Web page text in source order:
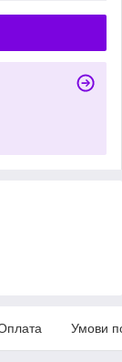
Умови